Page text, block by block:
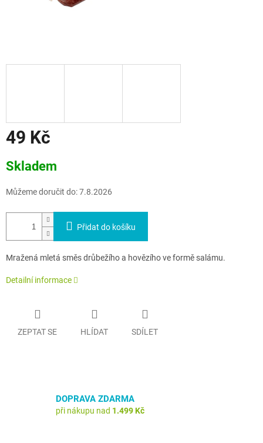
49 Kč
cena:
Skladem
Můžeme doručit do:7.8.2026
Přidat do košíku
Mražená mletá směs drůbežího a hovězího ve formě salámu.
Detailní informace
ZEPTAT SE HLÍDAT SDÍLET
DOPRAVA ZDARMA
při nákupu nad 1.499 Kč